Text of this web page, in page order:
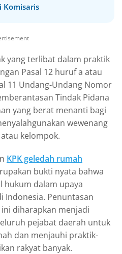
Komisaris
yang terlibat dalam praktik
Pasal 12 huruf a atau
11 Undang-Undang Nomor
Tindak Pidana
yang berat menanti bagi
wewenang
kelompok.
KPK geledah rumah
bukti nyata bahwa
hukum dalam upaya
Indonesia. Penuntasan
diharapkan menjadi
pejabat daerah untuk
dan menjauhi praktik-
rakyat banyak.